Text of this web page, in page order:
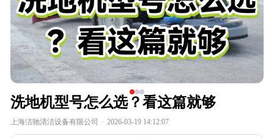
洗地机型号怎么选？看这篇就够
上海洁驰清洁设备有限公司 · 2026-03-19 14:12:07